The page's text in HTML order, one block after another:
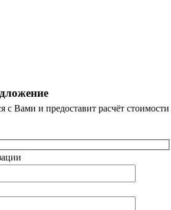
с Вами и предоставит расчёт стоимости